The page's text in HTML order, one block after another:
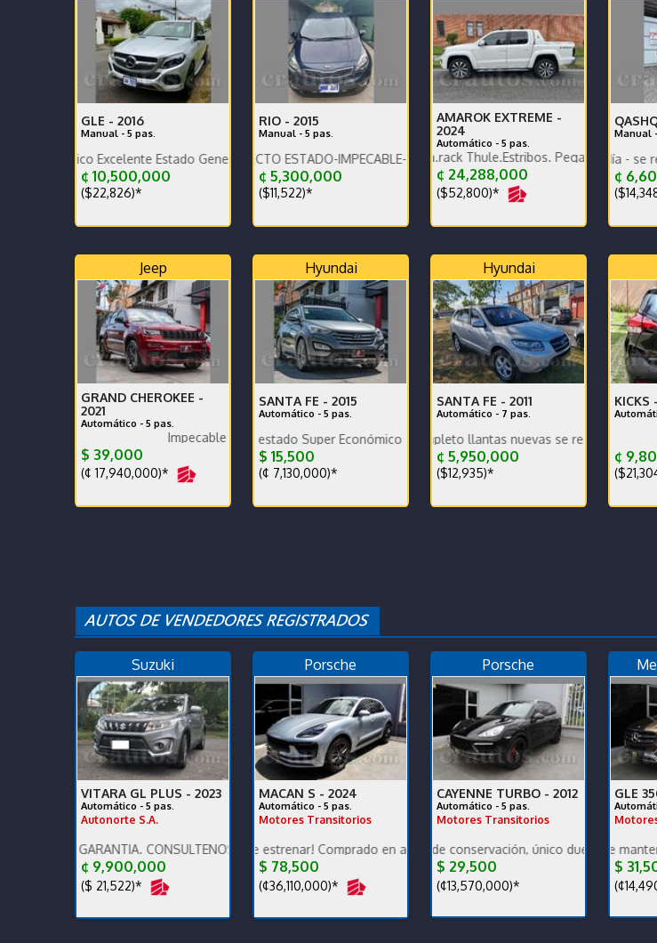
GLE - 2016
Manual - 5 pas.
Excelente Estado General tapicería excelente
¢ 10,500,000
($22,826)*
RIO - 2015
Manual - 5 pas.
VEHÍCULO EN PERFECTO ESTADO-IMPECABLE-POCO KILOMETRAJE-PERFECTO MANTENIMIENTO
¢ 5,300,000
($11,522)*
AMAROK EXTREME -
2024
Automático - 5 pas.
Garantía de agencia.rack Thule.Estribos. Pegadero. Tapa Rígida y
¢ 24,288,000
($52,800)*
Manual
Impecable todo al día - se recibe
¢
Jeep
GRAND CHEROKEE -
2021
Automático - 5 pas.
$ 39,000
(¢ 17,940,000)*
Hyundai
SANTA FE - 2015
Automático - 5 pas.
Poco km. Excelente estado Super Económico
$ 15,500
(¢ 7,130,000)*
Hyundai
SANTA FE - 2011
Automático - 7 pas.
Mantenimiento completo llantas nuevas se recibe y se financia
¢ 5,950,000
($12,935)*
KICKS -
¢
Suzuki
VITARA GL PLUS - 2023
Automático - 5 pas.
Autonorte S.A.
GARANTÍA. CONSULTENOS POR AUTOS QUE RECIBIMOS.
¢ 9,900,000
($ 21,522)*
Porsche
MACAN S - 2024
Automático - 5 pas.
Motores Transitorios
Para terminarlo de estrenar! Comprado en agencia, único dueño, garantía de fábrica,
$ 78,500
(¢36,110,000)*
Porsche
CAYENNE TURBO - 2012
Automático - 5 pas.
Motores Transitorios
Excelente estado de conservación, único dueño, muy bajo km,
$ 29,500
(¢13,570,000)*
GLE
Bajo km, excelente mantenimiento.
$
Muy